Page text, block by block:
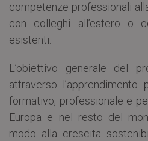
competenze professionali
con colleghi all’estero o
esistenti.
L’obiettivo generale del
attraverso l’apprendimento
formativo, professionale e
Europa e nel resto del
modo alla crescita